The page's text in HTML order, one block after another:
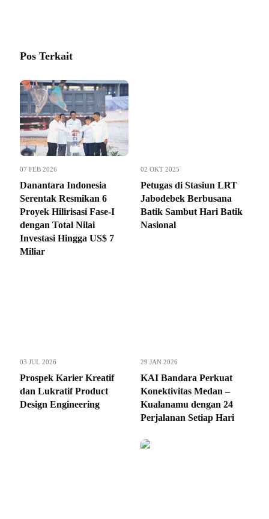
Pos Terkait
07 FEB 2026
Danantara Indonesia
Serentak Resmikan 6
Proyek Hilirisasi Fase-I
dengan Total Nilai
Investasi Hingga US$ 7
Miliar
02 OKT 2025
Petugas di Stasiun LRT
Jabodebek Berbusana
Batik Sambut Hari Batik
Nasional
03 JUL 2026
Prospek Karier Kreatif
dan Lukratif Product
Design Engineering
29 JAN 2026
KAI Bandara Perkuat
Konektivitas Medan –
Kualanamu dengan 24
Perjalanan Setiap Hari